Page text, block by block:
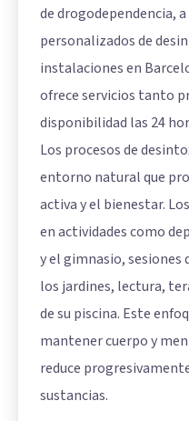
de drogodependencia,
personalizados de
instalaciones en
ofrece servicios tanto
disponibilidad las 24
Los procesos de
entorno natural que
activa y el bienestar.
en actividades como
y el gimnasio,
los jardines, lectura,
de su piscina. Este
mantener cuerpo y
reduce
sustancias.